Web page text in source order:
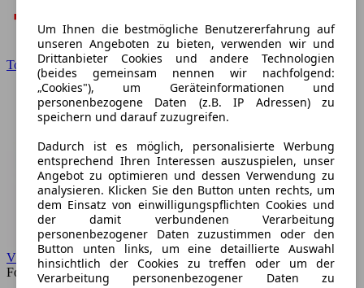
Toyota
VW
Forum
Um Ihnen die bestmögliche Benutzererfahrung auf
unseren Angeboten zu bieten, verwenden wir und
Drittanbieter Cookies und andere Technologien
(beides gemeinsam nennen wir nachfolgend:
„Cookies"), um Geräteinformationen und
personenbezogene Daten (z.B. IP Adressen) zu
speichern und darauf zuzugreifen.
Dadurch ist es möglich, personalisierte Werbung
entsprechend Ihren Interessen auszuspielen, unser
Angebot zu optimieren und dessen Verwendung zu
analysieren. Klicken Sie den Button unten rechts, um
dem Einsatz von einwilligungspflichten Cookies und
der damit verbundenen Verarbeitung
personenbezogener Daten zuzustimmen oder den
Button unten links, um eine detaillierte Auswahl
hinsichtlich der Cookies zu treffen oder um der
Verarbeitung personenbezogener Daten zu